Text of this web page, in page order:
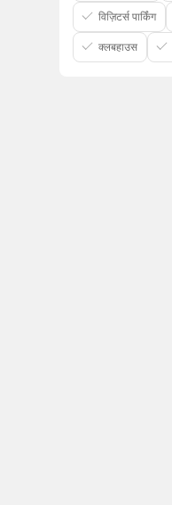
विज़िटर्स पार्किंग
क्लबहाउस